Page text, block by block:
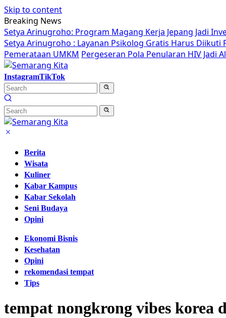
Skip to content
Breaking News
Setya Arinugroho: Program Magang Kerja Jepang Jadi
Setya Arinugroho : Layanan Psikolog Gratis Harus Diikuti
Pemerataan UMKM Pergeseran Pola Penularan HIV Jadi
InstagramTikTok
Berita
Wisata
Kuliner
Kabar Kampus
Kabar Sekolah
Seni Budaya
Opini
Ekonomi Bisnis
Kesehatan
Opini
rekomendasi tempat
Tips
tempat nongkrong vibes korea